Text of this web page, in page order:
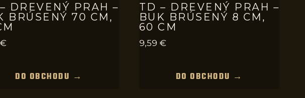
DREVENÝ PRAH –
BRÚSENÝ 70 CM,
€
DO OBCHODU →
TD – DREVENÝ PRAH –
BUK BRÚSENÝ 8 CM,
60 CM
9,59 €
DO OBCHODU →